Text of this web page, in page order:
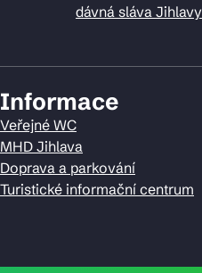
dávná sláva Jihlavy
Informace
Veřejné WC
MHD Jihlava
Doprava a parkování
Turistické informační centrum